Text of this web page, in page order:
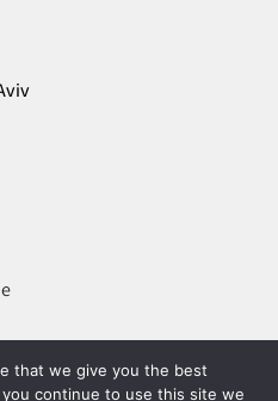
et design graphique :
that we give you the best
continue to use this site we